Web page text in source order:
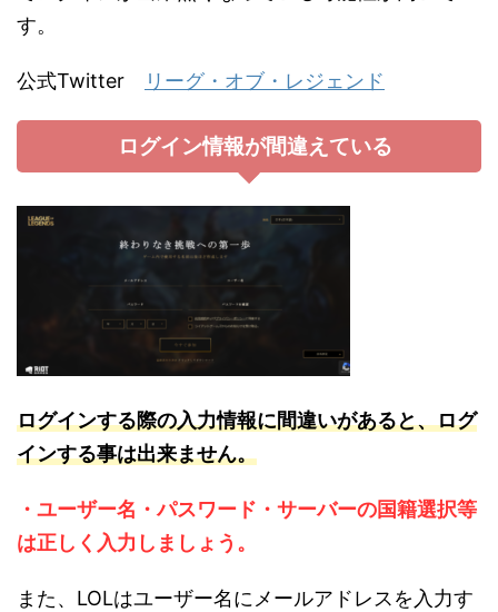
す。
公式Twitter リーグ・オブ・レジェンド
ログイン情報が間違えている
ログインする際の入力情報に間違いがあると、ログ
インする事は出来ません。
・ユーザー名・パスワード・サーバーの国籍選択等
は正しく入力しましょう。
また、LOLはユーザー名にメールアドレスを入力す